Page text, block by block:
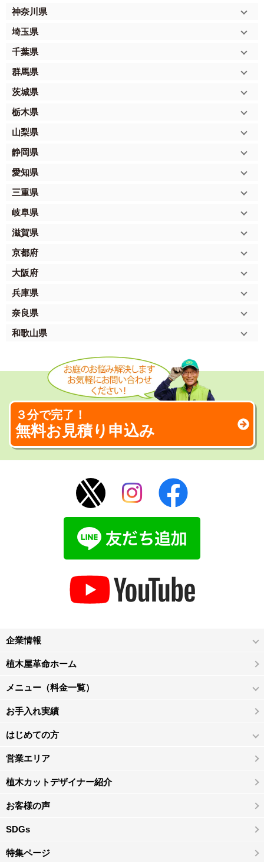
神奈川県
埼玉県
千葉県
群馬県
茨城県
栃木県
山梨県
静岡県
愛知県
三重県
岐阜県
滋賀県
京都府
大阪府
兵庫県
奈良県
和歌山県
３分で完了！
無料お見積り申込み
企業情報
植木屋革命ホーム
メニュー（料金一覧）
お手入れ実績
はじめての方
営業エリア
植木カットデザイナー紹介
お客様の声
SDGs
特集ページ